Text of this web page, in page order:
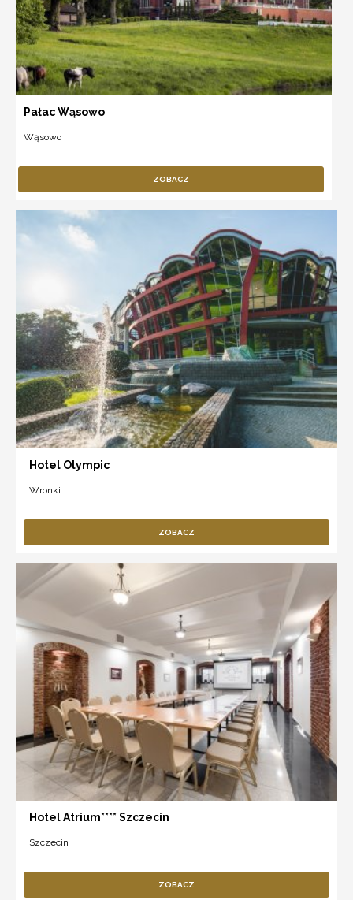
Pałac Wąsowo
Wąsowo
ZOBACZ
Hotel Olympic
Wronki
ZOBACZ
Hotel Atrium**** Szczecin
Szczecin
ZOBACZ